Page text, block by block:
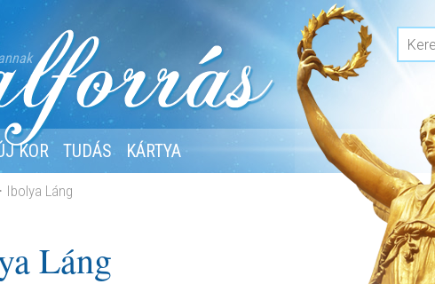
KOR TUDÁS KÁRTYA
Ibolya Láng
Láng